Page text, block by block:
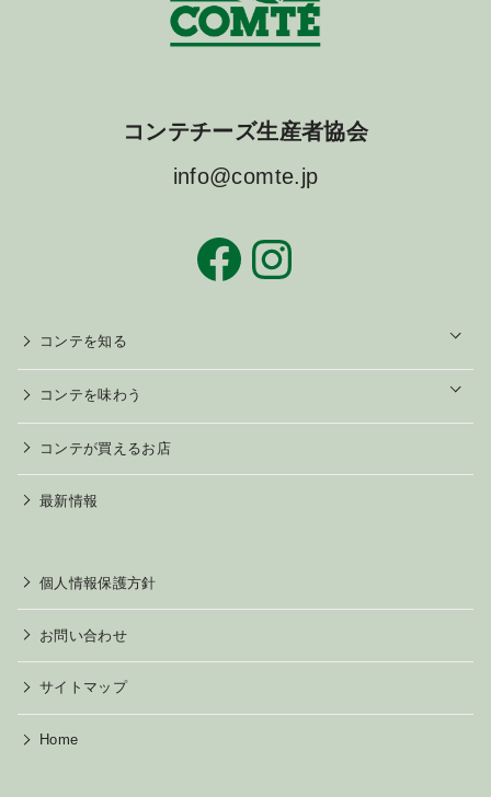
コンテチーズ生産者協会
info@comte.jp
Facebook Instagram
コンテを知る
o
コンテを味わう
o
コンテが買えるお店
最新情報
個人情報保護方針
お問い合わせ
サイトマップ
Home